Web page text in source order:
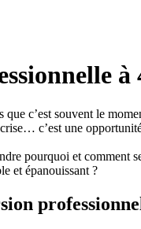
à
que c’est souvent le
crise… c’est une
pourquoi et comment
et épanouissant ?